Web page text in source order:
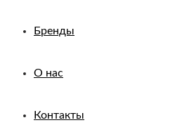
Бренды
О нас
Контакты